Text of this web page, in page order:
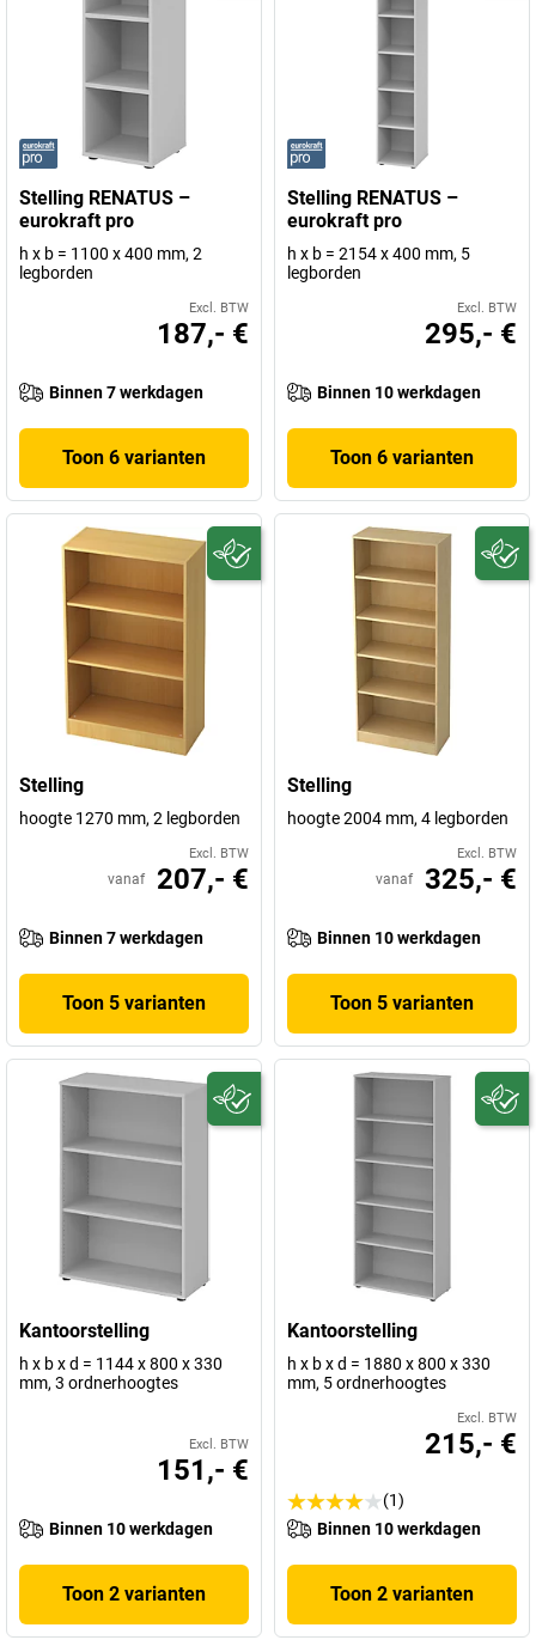
Stelling RENATUS –
eurokraft pro
h x b = 1100 x 400 mm, 2
legborden
Excl. BTW
187,- €
Binnen 7 werkdagen
Toon 6 varianten
Stelling RENATUS –
eurokraft pro
h x b = 2154 x 400 mm, 5
legborden
Excl. BTW
295,- €
Binnen 10 werkdagen
Toon 6 varianten
Stelling
hoogte 1270 mm, 2 legborden
Excl. BTW
vanaf 207,- €
Binnen 7 werkdagen
Toon 5 varianten
Stelling
hoogte 2004 mm, 4 legborden
Excl. BTW
vanaf 325,- €
Binnen 10 werkdagen
Toon 5 varianten
Kantoorstelling
h x b x d = 1144 x 800 x 330
mm, 3 ordnerhoogtes
Excl. BTW
151,- €
Binnen 10 werkdagen
Toon 2 varianten
Kantoorstelling
h x b x d = 1880 x 800 x 330
mm, 5 ordnerhoogtes
Excl. BTW
215,- €
(1)
Binnen 10 werkdagen
Toon 2 varianten